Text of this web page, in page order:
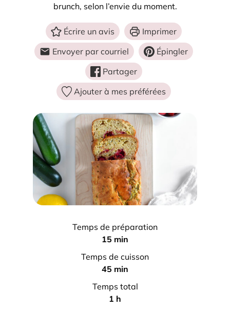
brunch, selon l’envie du moment.
Écrire un avis
Imprimer
Envoyer par courriel
Épingler
Partager
Ajouter à mes préférées
Temps de préparation
15 m
n
u
t
e
min
Temps de cuisson
45 m
n
u
min
Temps total
1 hh